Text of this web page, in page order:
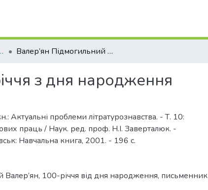
Валер’ян Підмогильний - 100-річчя з дня народження
з дня народження
Актуальні проблеми літратурознавства. - Т. 10:
праць / Наук. ред. проф. Н.І. Заверталюк. -
Навчальна книга, 2001. - 196 с.
Валер’ян, 100-річчя від дня народження, письменник